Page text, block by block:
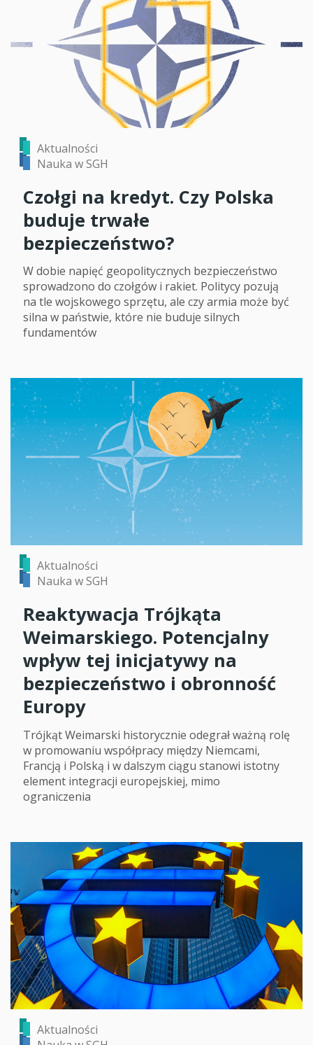
Aktualności
Nauka w SGH
Czołgi na kredyt. Czy Polska
buduje trwałe
bezpieczeństwo?
W dobie napięć geopolitycznych bezpieczeństwo
sprowadzono do czołgów i rakiet. Politycy pozują
na tle wojskowego sprzętu, ale czy armia może być
silna w państwie, które nie buduje silnych
fundamentów
Aktualności
Nauka w SGH
Reaktywacja Trójkąta
Weimarskiego. Potencjalny
wpływ tej inicjatywy na
bezpieczeństwo i obronność
Europy
Trójkąt Weimarski historycznie odegrał ważną rolę
w promowaniu współpracy między Niemcami,
Francją i Polską i w dalszym ciągu stanowi istotny
element integracji europejskiej, mimo
ograniczenia
Aktualności